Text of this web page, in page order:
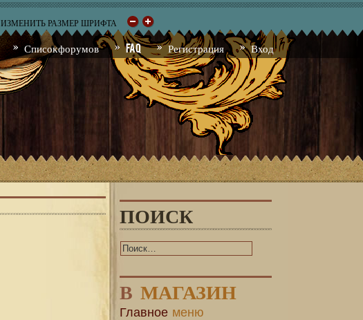
ИЗМЕНИТЬ РАЗМЕР ШРИФТА
Список форумов FAQ Регистрация Вход
ПОИСК
В МАГАЗИН
Главное меню